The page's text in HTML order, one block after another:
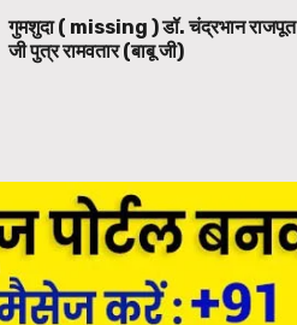
गुमशुदा ( missing ) डॉ. चंद्रभान राजपूत
जी पुत्र रामवतार (बाबू जी)